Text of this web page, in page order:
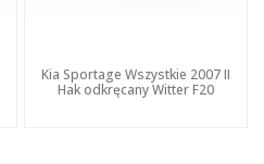
Kia Sportage Wszystkie 2007 II
Hak odkręcany Witter F20